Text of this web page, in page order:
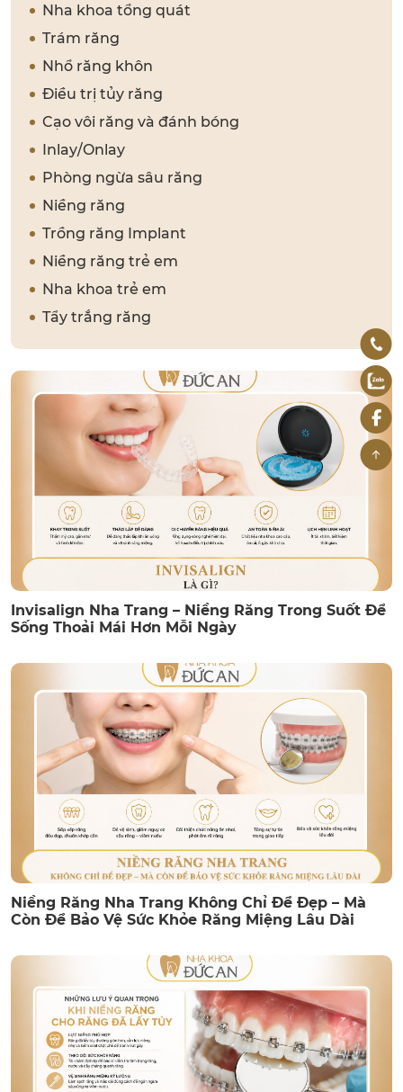
Nha khoa tổng quát
Trám răng
Nhổ răng khôn
Điều trị tủy răng
Cạo vôi răng và đánh bóng
Inlay/Onlay
Phòng ngừa sâu răng
Niềng răng
Trồng răng Implant
Niềng răng trẻ em
Nha khoa trẻ em
Tẩy trắng răng
Invisalign Nha Trang – Niềng Răng Trong Suốt Để
Sống Thoải Mái Hơn Mỗi Ngày
Niềng Răng Nha Trang Không Chỉ Để Đẹp – Mà
Còn Để Bảo Vệ Sức Khỏe Răng Miệng Lâu Dài